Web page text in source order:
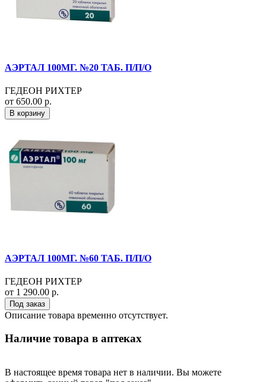
АЭРТАЛ 100МГ. №20 ТАБ. П/П/О
ГЕДЕОН РИХТЕР
от 650.00 р.
В корзину
АЭРТАЛ 100МГ. №60 ТАБ. П/П/О
ГЕДЕОН РИХТЕР
от 1 290.00 р.
Под заказ
Описание товара временно отсутствует.
Наличие товара в аптеках
В настоящее время товара нет в наличии. Вы можете